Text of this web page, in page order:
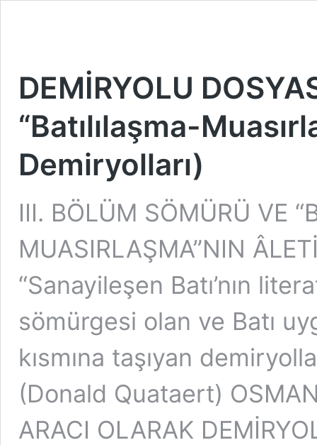
DEMİRYOLU
“Batılılaşma-
Demiryolları)
III. BÖLÜM SÖMÜRÜ VE
MUASIRLAŞMA”NIN
“Sanayileşen Batı’nın
sömürgesi olan ve Batı
kısmına taşıyan
(Donald Quataert)
ARACI OLARAK